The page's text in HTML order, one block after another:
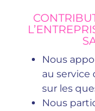
Nous
au service
sur les
Nous